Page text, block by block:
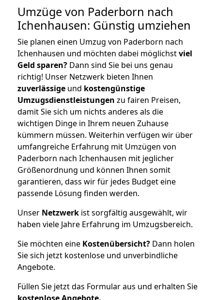
Umzüge von Paderborn nach
Ichenhausen: Günstig umziehen
Sie planen einen Umzug von Paderborn nach
Ichenhausen und möchten dabei möglichstviel
Geld sparen? Dann sind Sie bei uns genau
richtig! Unser Netzwerk bieten Ihnen
zuverlässige und kostengünstige
Umzugsdienstleistungen zu fairen Preisen,
damit Sie sich um nichts anderes als die
wichtigen Dinge in Ihrem neuen Zuhause
kümmern müssen. Weiterhin verfügen wir über
umfangreiche Erfahrung mit Umzügen von
Paderborn nach Ichenhausen mit jeglicher
Größenordnung und können Ihnen somit
garantieren, dass wir für jedes Budget eine
passende Lösung finden werden.
Unser Netzwerk ist sorgfältig ausgewählt, wir
haben viele Jahre Erfahrung im Umzugsbereich.
Sie möchten eine Kostenübersicht? Dann holen
Sie sich jetzt kostenlose und unverbindliche
Angebote.
Füllen Sie jetzt das Formular aus und erhalten Sie